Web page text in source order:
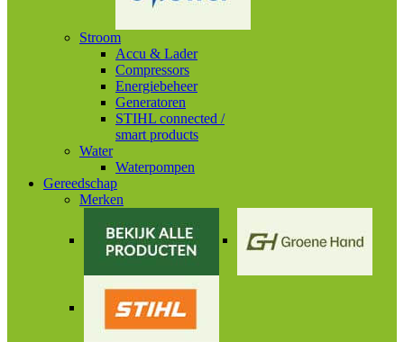
Stroom
Accu & Lader
Compressors
Energiebeheer
Generatoren
STIHL connected /
smart products
Water
Waterpompen
Gereedschap
Merken